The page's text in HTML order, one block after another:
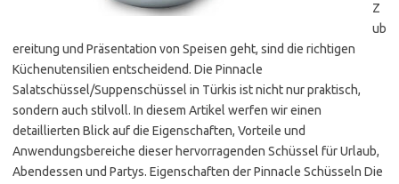
Z
ub
ereitung und Präsentation von Speisen geht, sind die richtigen
Küchenutensilien entscheidend. Die Pinnacle
Salatschüssel/Suppenschüssel in Türkis ist nicht nur praktisch,
sondern auch stilvoll. In diesem Artikel werfen wir einen
detaillierten Blick auf die Eigenschaften, Vorteile und
Anwendungsbereiche dieser hervorragenden Schüssel für Urlaub,
Abendessen und Partys. Eigenschaften der Pinnacle Schüsseln Die